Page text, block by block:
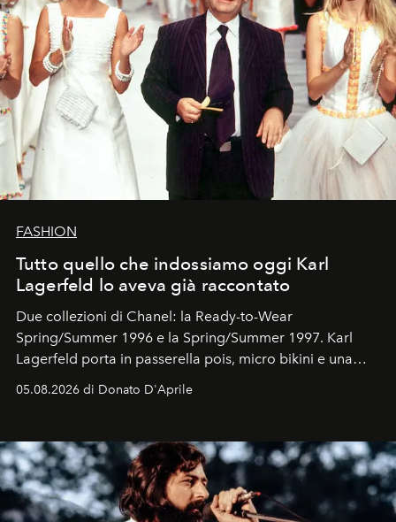
FASHION
Tutto quello che indossiamo oggi Karl
Lagerfeld lo aveva già raccontato
Due collezioni di Chanel: la Ready-to-Wear
Spring/Summer 1996 e la Spring/Summer 1997. Karl
Lagerfeld porta in passerella pois, micro bikini e una
logomania pensata per la spiaggia
Kate, Claudia e Carla una dietro l'altra. Trent'anni dopo,
uno dei documenti più contemporanei che abbiamo.
05.08.2026 di Donato D'Aprile